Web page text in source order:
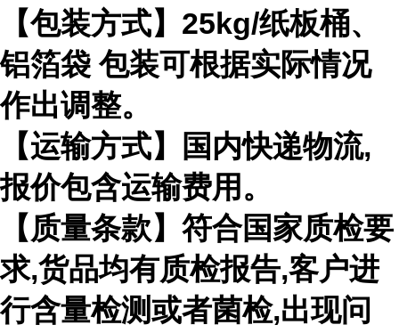
【包装方式】 25kg/纸板桶、
铝箔袋 包装可根据实际情况
作出调整。
【运输方式】国内快递物流,
报价包含运输费用。
【质量条款】符合国家质检要
求,货品均有质检报告,客户进
行含量检测或者菌检,出现问